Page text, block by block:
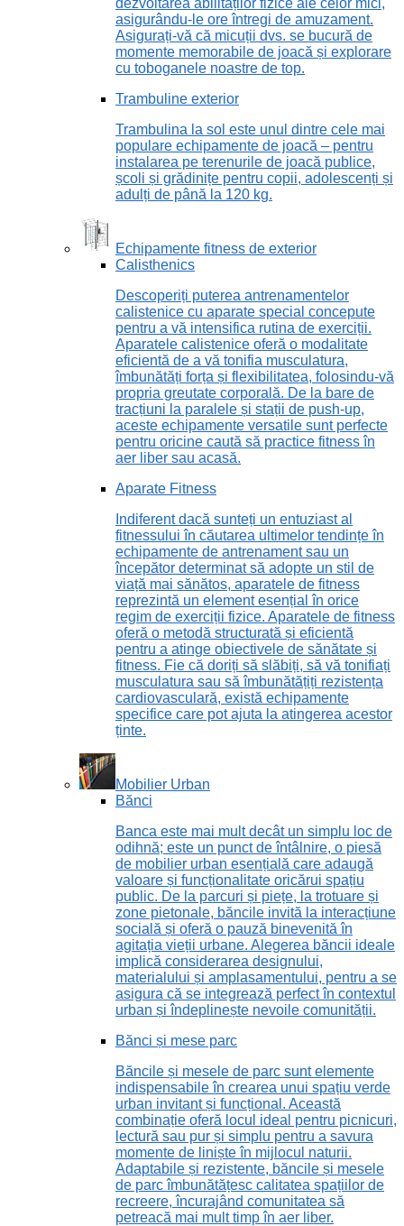
dezvoltarea abilităților fizice ale celor mici,
asigurându-le ore întregi de amuzament.
Asigurați-vă că micuții dvs. se bucură de
momente memorabile de joacă și explorare
cu toboganele noastre de top.
Trambuline exterior
Trambulina la sol este unul dintre cele mai
populare echipamente de joacă – pentru
instalarea pe terenurile de joacă publice,
școli și grădinițe pentru copii, adolescenți și
adulți de până la 120 kg.
Echipamente fitness de exterior
Calisthenics
Descoperiți puterea antrenamentelor
calistenice cu aparate special concepute
pentru a vă intensifica rutina de exerciții.
Aparatele calistenice oferă o modalitate
eficientă de a vă tonifia musculatura,
îmbunătăți forța și flexibilitatea, folosindu-vă
propria greutate corporală. De la bare de
tracțiuni la paralele și stații de push-up,
aceste echipamente versatile sunt perfecte
pentru oricine caută să practice fitness în
aer liber sau acasă.
Aparate Fitness
Indiferent dacă sunteți un entuziast al
fitnessului în căutarea ultimelor tendințe în
echipamente de antrenament sau un
începător determinat să adopte un stil de
viață mai sănătos, aparatele de fitness
reprezintă un element esențial în orice
regim de exerciții fizice. Aparatele de fitness
oferă o metodă structurată și eficientă
pentru a atinge obiectivele de sănătate și
fitness. Fie că doriți să slăbiți, să vă tonifiați
musculatura sau să îmbunătățiți rezistența
cardiovasculară, există echipamente
specifice care pot ajuta la atingerea acestor
ținte.
Mobilier Urban
Bănci
Banca este mai mult decât un simplu loc de
odihnă; este un punct de întâlnire, o piesă
de mobilier urban esențială care adaugă
valoare și funcționalitate oricărui spațiu
public. De la parcuri și piețe, la trotuare și
zone pietonale, băncile invită la interacțiune
socială și oferă o pauză binevenită în
agitația vieții urbane. Alegerea băncii ideale
implică considerarea designului,
materialului și amplasamentului, pentru a se
asigura că se integrează perfect în contextul
urban și îndeplinește nevoile comunității.
Bănci și mese parc
Băncile și mesele de parc sunt elemente
indispensabile în crearea unui spațiu verde
urban invitant și funcțional. Această
combinație oferă locul ideal pentru picnicuri,
lectură sau pur și simplu pentru a savura
momente de liniște în mijlocul naturii.
Adaptabile și rezistente, băncile și mesele
de parc îmbunătățesc calitatea spațiilor de
recreere, încurajând comunitatea să
petreacă mai mult timp în aer liber.